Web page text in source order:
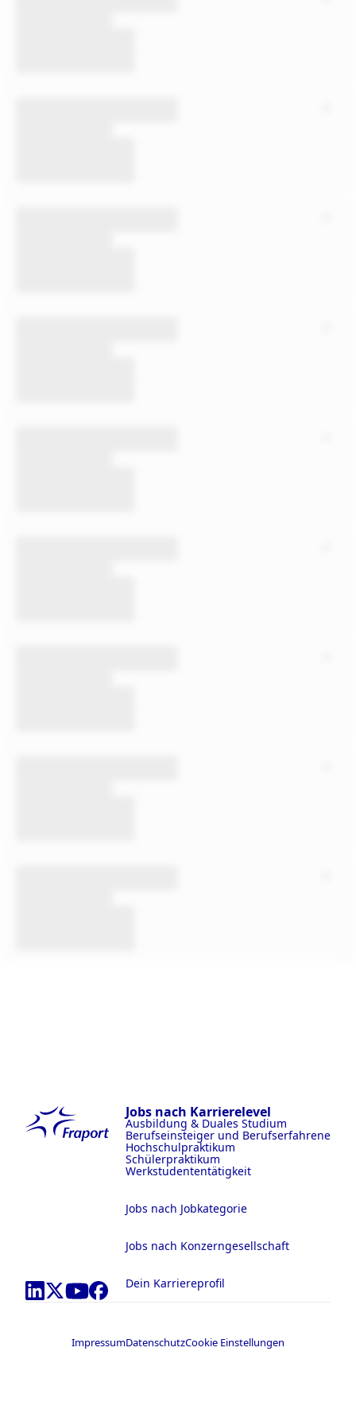
Jobs nach Karrierelevel
Ausbildung & Duales Studium
Berufseinsteiger und Berufserfahrene
Hochschulpraktikum
Schülerpraktikum
Werkstudententätigkeit
Jobs nach Jobkategorie
Jobs nach Konzerngesellschaft
Dein Karriereprofil
ImpressumDatenschutzCookie Einstellungen